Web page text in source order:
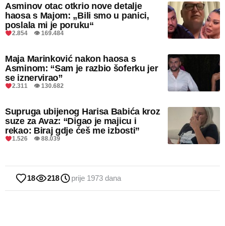
Asminov otac otkrio nove detalje
haosa s Majom: „Bili smo u panici,
poslala mi je poruku“
2.854 👁 169.484
Maja Marinković nakon haosa s
Asminom: “Sam je razbio šoferku jer
se iznervirao”
2.311 👁 130.682
Supruga ubijenog Harisa Babića kroz
suze za Avaz: “Digao je majicu i
rekao: Biraj gdje ćeš me izbosti”
1.526 👁 88.039
18 218 prije 1973 dana